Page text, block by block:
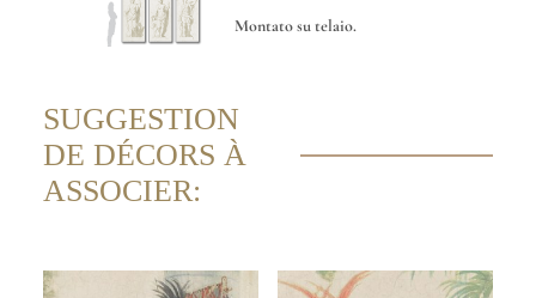
Montato su telaio.
SUGGESTION
DE DÉCORS À
ASSOCIER: